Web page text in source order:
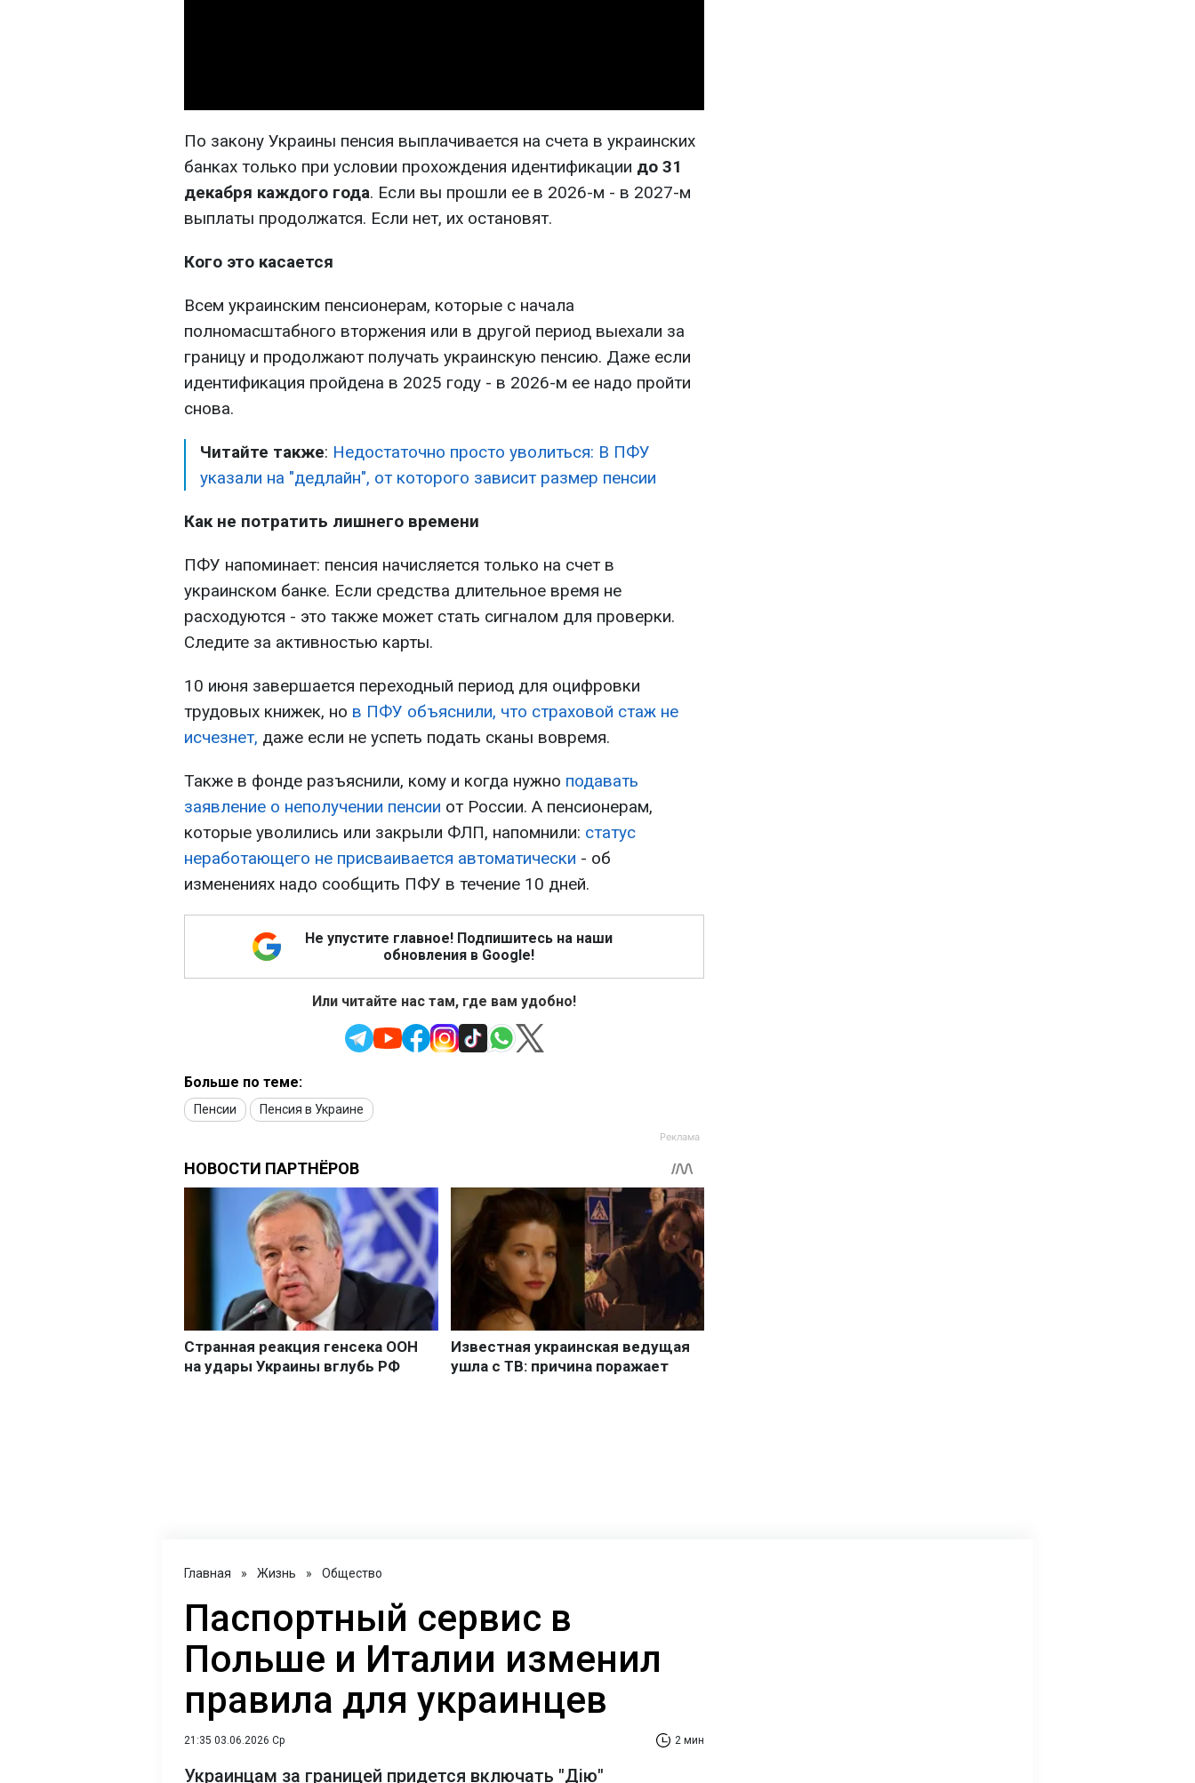
По закону Украины пенсия выплачивается на счета в украинских
банках только при условии прохождения идентификации до 31
декабря каждого года. Если вы прошли ее в 2026-м - в 2027-м
выплаты продолжатся. Если нет, их остановят.
Кого это касается
Всем украинским пенсионерам, которые с начала
полномасштабного вторжения или в другой период выехали за
границу и продолжают получать украинскую пенсию. Даже если
идентификация пройдена в 2025 году - в 2026-м ее надо пройти
снова.
Читайте также: Недостаточно просто уволиться: В ПФУ
указали на "дедлайн", от которого зависит размер пенсии
Как не потратить лишнего времени
ПФУ напоминает: пенсия начисляется только на счет в
украинском банке. Если средства длительное время не
расходуются - это также может стать сигналом для проверки.
Следите за активностью карты.
10 июня завершается переходный период для оцифровки
трудовых книжек, но в ПФУ объяснили, что страховой стаж не
исчезнет, даже если не успеть подать сканы вовремя.
Также в фонде разъяснили, кому и когда нужно подавать
заявление о неполучении пенсии от России. А пенсионерам,
которые уволились или закрыли ФЛП, напомнили: статус
неработающего не присваивается автоматически - об
изменениях надо сообщить ПФУ в течение 10 дней.
Не упустите главное! Подпишитесь на наши
обновления в Google!
Или читайте нас там, где вам удобно!
Больше по теме:
Пенсии Пенсия в Украине
Главная » Жизнь » Общество
Паспортный сервис в
Польше и Италии изменил
правила для украинцев
21:35 03.06.2026 Ср 2 мин
Украинцам за границей придется включать "Дію"